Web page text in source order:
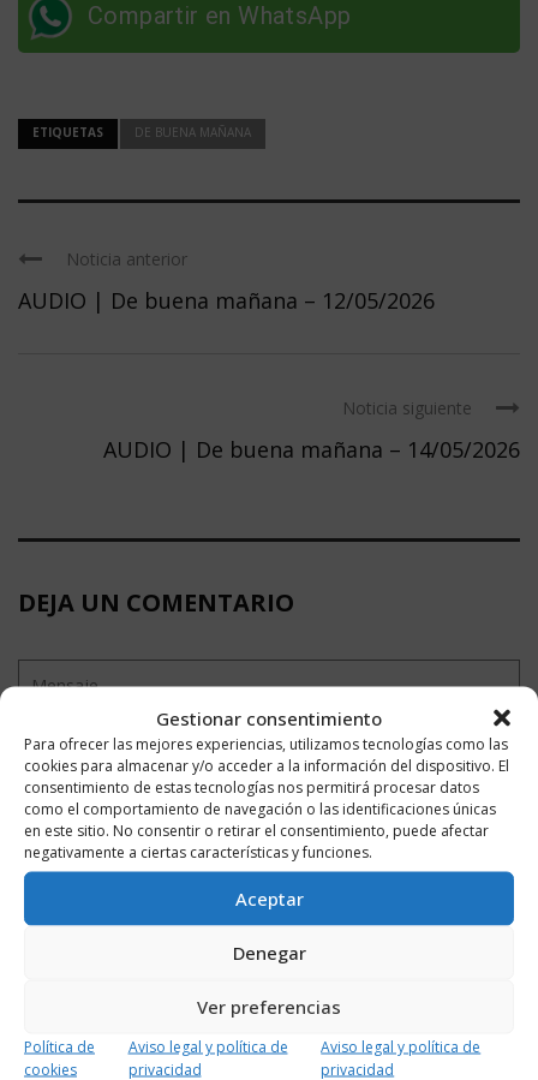
Gestionar consentimiento
Para ofrecer las mejores experiencias, utilizamos tecnologías como las
cookies para almacenar y/o acceder a la información del dispositivo. El
consentimiento de estas tecnologías nos permitirá procesar datos
como el comportamiento de navegación o las identificaciones únicas
en este sitio. No consentir o retirar el consentimiento, puede afectar
negativamente a ciertas características y funciones.
Aceptar
Denegar
Ver preferencias
Política de
cookies
Aviso legal y política de
privacidad
Aviso legal y política de
privacidad
Compartir en WhatsApp
ETIQUETAS DE BUENA MAÑANA
Noticia anterior
AUDIO | De buena mañana – 12/05/2026
Noticia siguiente
AUDIO | De buena mañana – 14/05/2026
DEJA UN COMENTARIO